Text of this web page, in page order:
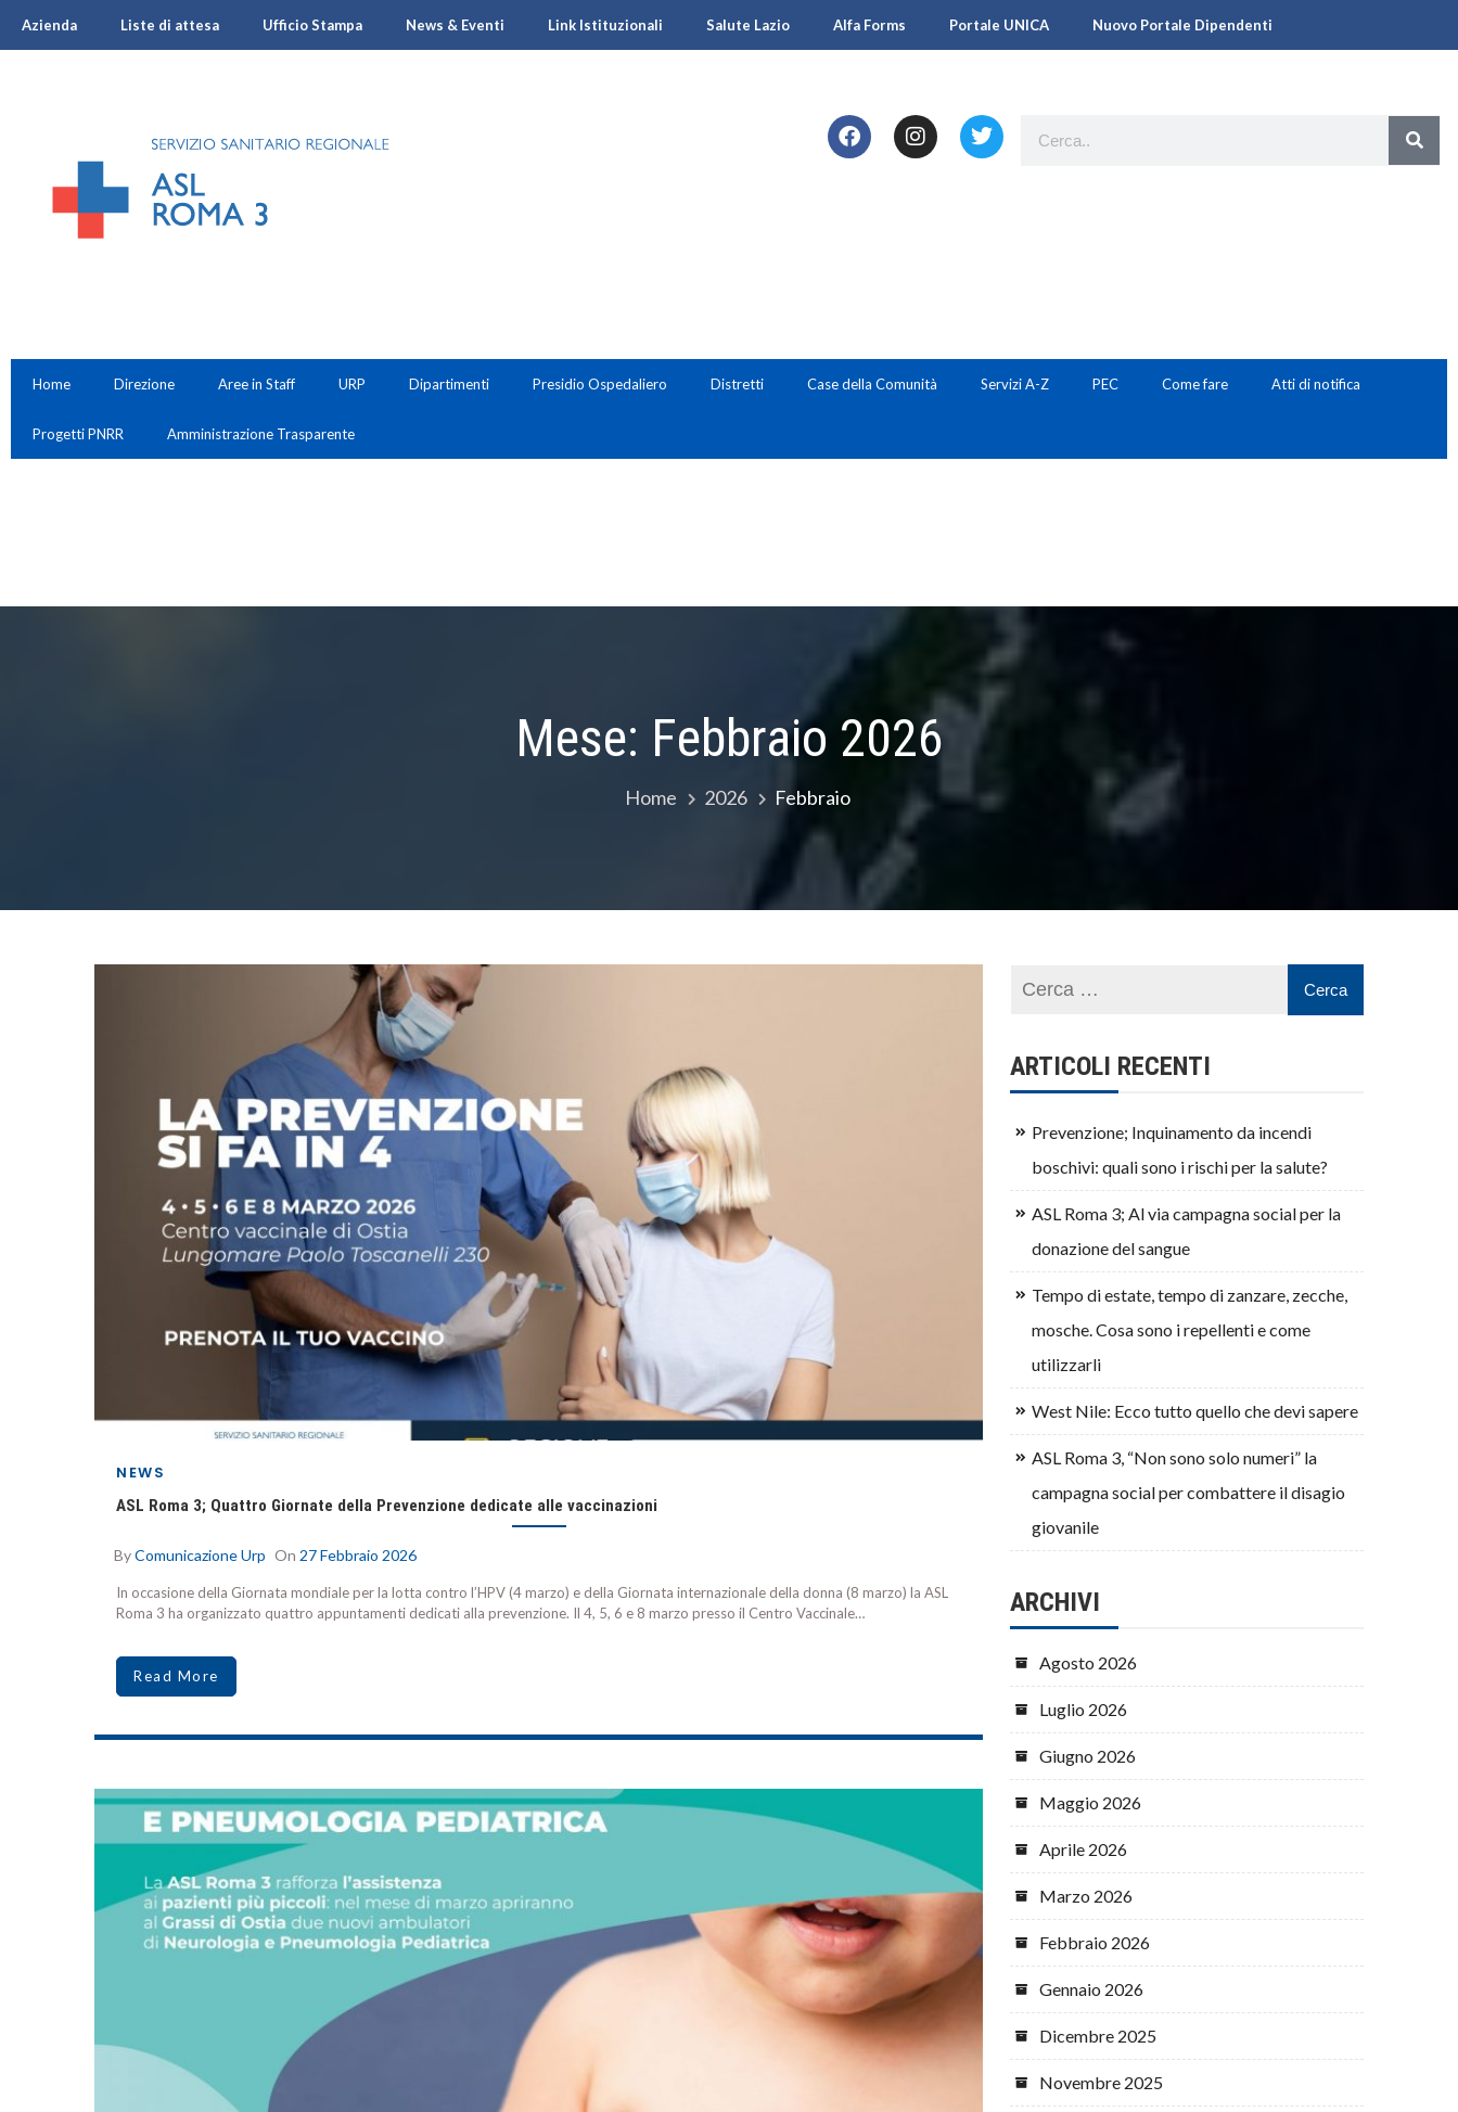
Azienda Liste di attesa Ufficio Stampa News & Eventi Link Istituzionali Salute Lazio Alfa Forms Portale UNICA Nuovo Portale Dipendenti
Home Direzione Aree in Staff URP Dipartimenti Presidio Ospedaliero Distretti Case della Comunità Servizi A-Z PEC Come fare Atti di notifica
Progetti PNRR Amministrazione Trasparente
Mese: Febbraio 2026
Home 2026 Febbraio
NEWS
ASL Roma 3; Quattro Giornate della Prevenzione dedicate alle vaccinazioni
ByComunicazione Urp On 27 Febbraio 2026
In occasione della Giornata mondiale per la lotta contro l’HPV (4 marzo) e della Giornata internazionale della donna (8 marzo) la ASL
Roma 3 ha organizzato quattro appuntamenti dedicati alla prevenzione. Il 4, 5, 6 e 8 marzo presso il Centro Vaccinale…
Read More
ARTICOLI RECENTI
Prevenzione; Inquinamento da incendi
boschivi: quali sono i rischi per la salute?
ASL Roma 3; Al via campagna social per la
donazione del sangue
Tempo di estate, tempo di zanzare, zecche,
mosche. Cosa sono i repellenti e come
utilizzarli
West Nile: Ecco tutto quello che devi sapere
ASL Roma 3, “Non sono solo numeri” la
campagna social per combattere il disagio
giovanile
ARCHIVI
Agosto 2026
Luglio 2026
Giugno 2026
Maggio 2026
Aprile 2026
Marzo 2026
Febbraio 2026
Gennaio 2026
Dicembre 2025
Novembre 2025